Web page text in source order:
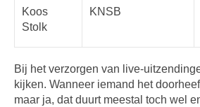
Koos
Stolk
KNSB
Bij het verzorgen van live-
kijken. Wanneer iemand het
maar ja, dat duurt meestal toch wel